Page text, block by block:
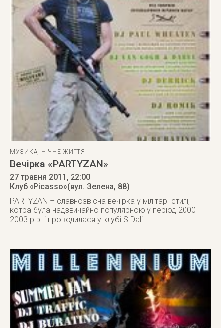
МУЗИКА, НІЧНЕ ЖИТТЯ
Вечірка «PARTYZAN»
27 травня 2011 , 22:00
Клуб «Picasso»(вул. Зелена, 88)
PARTYZAN – славнозвісна вечірка у мілітарі-стилі,
котра була надзвичайно популярною у період 2000-
2003 р.р. і проводилася у клубі S.Dali.